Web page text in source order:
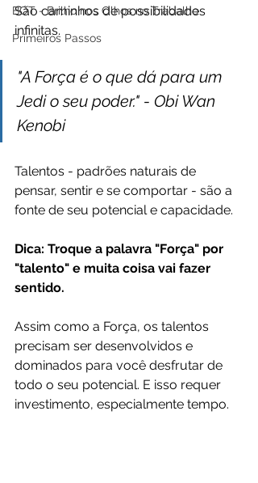
BOT - Brilho nos Olhos no Trabalho
Primeiros Passos
São caminhos de possibilidades
infinitas.
"A Força é o que dá para um
Jedi o seu poder." - Obi Wan
Kenobi
Talentos - padrões naturais de
pensar, sentir e se comportar - são a
fonte de seu potencial e capacidade.
Dica: Troque a palavra "Força" por
"talento" e muita coisa vai fazer
sentido.
Assim como a Força, os talentos
precisam ser desenvolvidos e
dominados para você desfrutar de
todo o seu potencial. E isso requer
investimento, especialmente tempo.